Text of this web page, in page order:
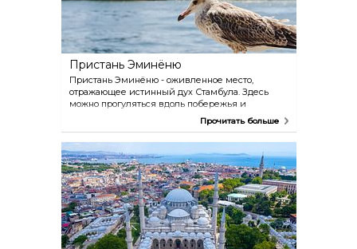
Пристань Эминёню
Пристань Эминёню - оживленное место,
отражающее истинный дух Стамбула. Здесь
можно прогуляться вдоль побережья и
понаблюдать за местными рыбаками за ловлей
рыбы. Есть здесь и множество ресторанчиков,
предлагающих традиционные рыбные
бутерброды. Эта пристань - сердце старого
города.
Прочитать больше